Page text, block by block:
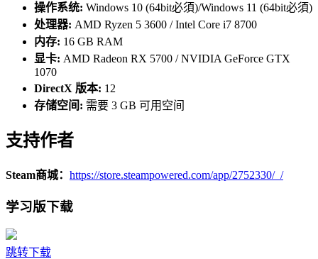
操作系统: Windows 10 (64bit必須)/Windows 11 (64bit必須)
处理器: AMD Ryzen 5 3600 / Intel Core i7 8700
内存: 16 GB RAM
显卡: AMD Radeon RX 5700 / NVIDIA GeForce GTX
1070
DirectX 版本: 12
存储空间: 需要 3 GB 可用空间
支持作者
Steam商城： https://store.steampowered.com/app/2752330/_/
学习版下载
跳转下载